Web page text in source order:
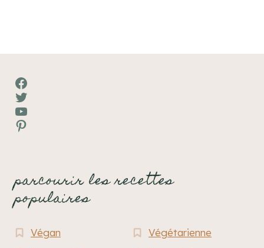
Facebook
Twitter
YouTube
Pinterest
parcourir les recettes
populaires
Végan
Végétarienne